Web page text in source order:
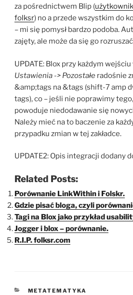
za pośrednictwem Blip (
folksr) no a przede wszystkim do
– mi się pomysł bardzo podoba.
zajęty, ale może da się go
UPDATE: Blox przy każdym
Ustawienia -> Pozostałe radośnie
&amp;tags na &tags (shift-7 amp
tags), co – jeśli nie poprawimy
powoduje niedodawanie się
Należy mieć na to baczenie za
przypadku zmian w tej zakładce.
UPDATE2: Opis integracji dodany
Related Posts:
Porównanie LinkWithin i Folskr.
Gdzie pisać bloga, czyli
Tagi na Blox jako przykład
Jogger i blox – porównanie.
R.I.P. folksr.com
KATEGORIE
METATEMATYKA